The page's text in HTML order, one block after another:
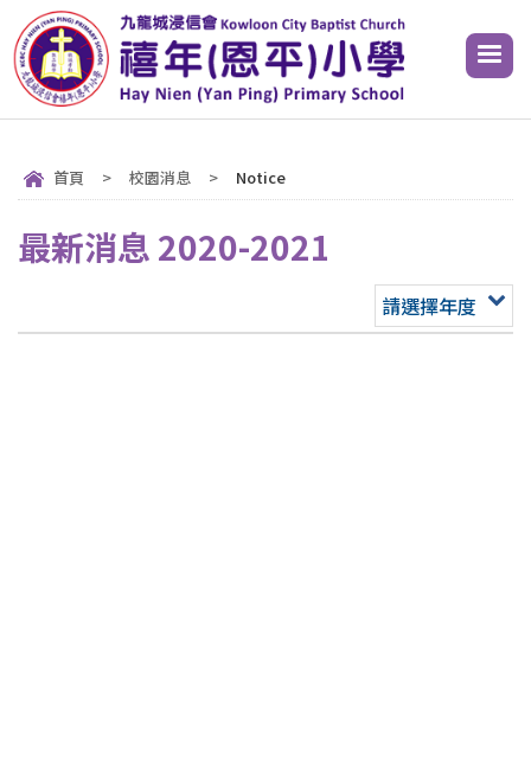
首頁 > 校園消息 > Notice
最新消息 2020-2021
請選擇年度